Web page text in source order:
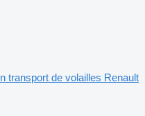
transport de volailles Renault